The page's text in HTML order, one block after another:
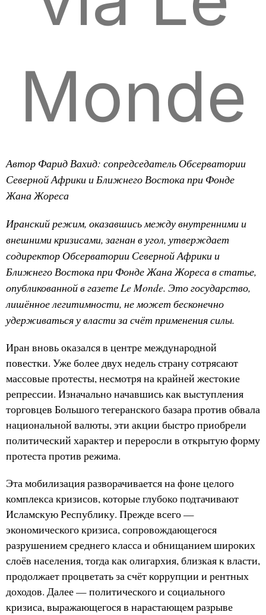
Monde
Автор Фарид Вахид: сопредседатель Обсерватории
Северной Африки и Ближнего Востока при Фонде
Жана Жореса
Иранский режим, оказавшись между внутренними и
внешними кризисами, загнан в угол, утверждает
содиректор Обсерватории Северной Африки и
Ближнего Востока при Фонде Жана Жореса в статье,
опубликованной в газетеLe Monde. Это государство,
лишённое легитимности, не может бесконечно
удерживаться у власти за счёт применения силы.
Иран вновь оказался в центре международной
повестки. Уже более двух недель страну сотрясают
массовые протесты, несмотря на крайней жестокие
репрессии. Изначально начавшись как выступления
торговцев Большого тегеранского базара против обвала
национальной валюты, эти акции быстро приобрели
политический характер и переросли в открытую форму
протеста против режима.
Эта мобилизация разворачивается на фоне целого
комплекса кризисов, которые глубоко подтачивают
Исламскую Республику. Прежде всего —
экономического кризиса, сопровождающегося
разрушением среднего класса и обнищанием широких
слоёв населения, тогда как олигархия, близкая к власти,
продолжает процветать за счёт коррупции и рентных
доходов. Далее — политического и социального
кризиса, выражающегося в нарастающем разрыве